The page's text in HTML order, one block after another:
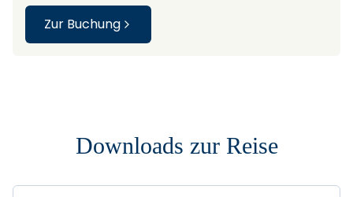
Zur Buchung
Downloads zur Reise